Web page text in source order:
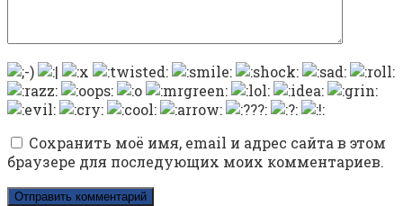
Сохранить моё имя, email и адрес сайта в этом
браузере для последующих моих комментариев.